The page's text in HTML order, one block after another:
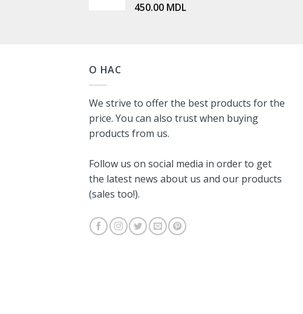
450.00 MDL
О НАС
We strive to offer the best products for the
price. You can also trust when buying
products from us.
Follow us on social media in order to get
the latest news about us and our products
(sales too!).